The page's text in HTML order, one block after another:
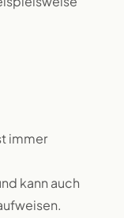
immer
kann auch